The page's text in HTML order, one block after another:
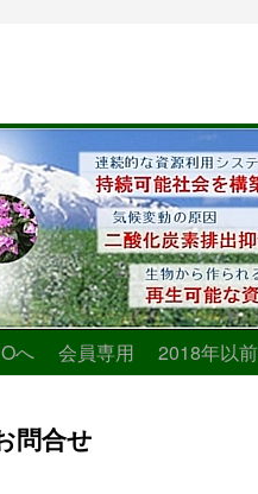
へ 会員専用 2018年以
問合せ